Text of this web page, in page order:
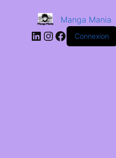
Manga Mania
Connexion